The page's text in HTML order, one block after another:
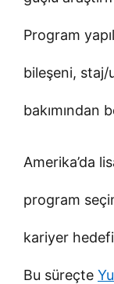
Program
bileşeni, staj/
bakımından
Amerika’da
program
kariyer
Bu süreçte